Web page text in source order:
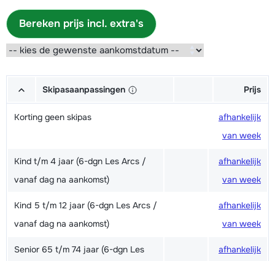
Bereken prijs incl. extra's
Skipasaanpassingen Prijs
Korting geen skipas
afhankelijk
van week
Kind t/m 4 jaar (6-dgn Les Arcs /
vanaf dag na aankomst)
afhankelijk
van week
Kind 5 t/m 12 jaar (6-dgn Les Arcs /
vanaf dag na aankomst)
afhankelijk
van week
Senior 65 t/m 74 jaar (6-dgn Les
afhankelijk